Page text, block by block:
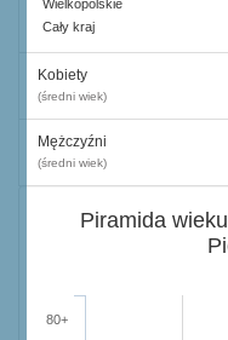
Wielkopolskie
Cały kraj
Kobiety
(średni wiek)
Mężczyźni
(średni wiek)
Piramida
80+